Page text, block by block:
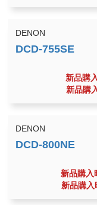
DENON
新品購
新品購
DENON
新品購入
新品購入